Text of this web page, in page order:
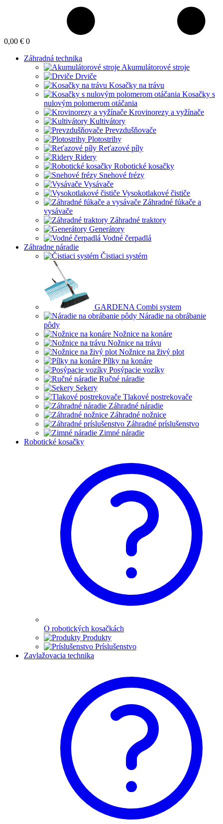
0,00 € 0
Záhradná technika
Akumulátorové stroje
Drviče
Kosačky na trávu
Kosačky s
nulovým polomerom otáčania
Krovinorezy a vyžínače
Kultivátory
Prevzdušňovače
Plotostrihy
Reťazové píly
Ridery
Robotické kosačky
Snehové frézy
Vysávače
Vysokotlakové čističe
Záhradné fúkače a
vysávače
Záhradné traktory
Generátory
Vodné čerpadlá
Záhradne náradie
Čistiaci systém
GARDENA Combi system
Náradie na obrábanie
pôdy
Nožnice na konáre
Nožnice na trávu
Nožnice na živý plot
Pílky na konáre
Posýpacie vozíky
Ručné náradie
Sekery
Tlakové postrekovače
Záhradné náradie
Záhradné nožnice
Záhradné príslušenstvo
Zimné náradie
Robotické kosačky
O robotických kosačkách
Produkty
Príslušenstvo
Zavlažovacia technika